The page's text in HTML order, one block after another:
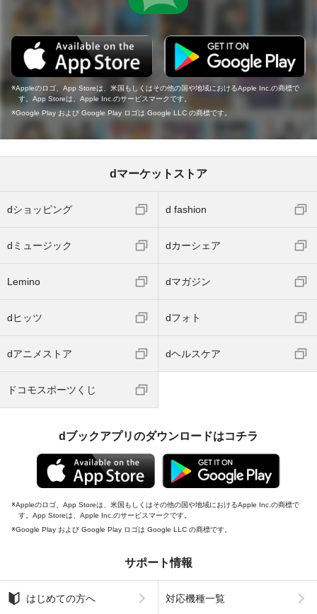
Appleのロゴ、App Storeは、米国もしくはその他の国や地域におけるApple Inc.の商標で
す。App Storeは、Apple Inc.のサービスマークです。
Google Play および Google Play ロゴは Google LLC の商標です。
dマーケットストア
dショッピング d fashion
dミュージック dカーシェア
Lemino dマガジン
dヒッツ dフォト
dアニメストア dヘルスケア
ドコモスポーツくじ
dブックアプリのダウンロードはコチラ
Appleのロゴ、App Storeは、米国もしくはその他の国や地域におけるApple Inc.の商標で
す。App Storeは、Apple Inc.のサービスマークです。
Google Play および Google Play ロゴは Google LLC の商標です。
サポート情報
はじめての方へ 対応機種一覧